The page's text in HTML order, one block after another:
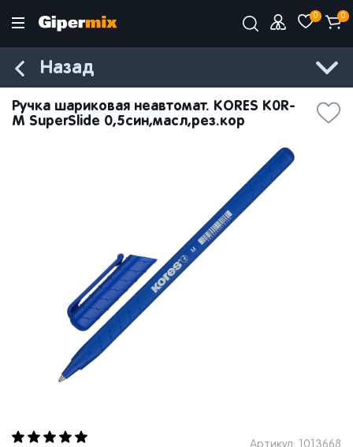
0 0
Назад
Ручка шариковая неавтомат. KORES K0R-
M SuperSlide 0,5син,масл,рез.кор
Артикул: 1013668